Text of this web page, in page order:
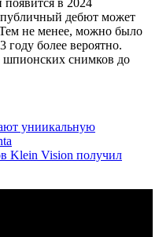
в 2024
публичный дебют может
Тем не менее, можно было
более вероятно.
шпионских снимков до
униикальную
Klein Vision получил